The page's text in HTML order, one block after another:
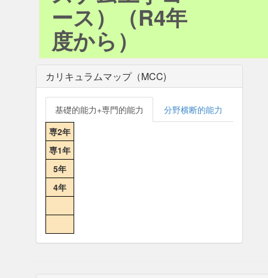
ース）（R4年
度から）
カリキュラムマップ（MCC)
基礎的能力+専門的能力
分野横断的能力
専2年
専1年
5年
4年